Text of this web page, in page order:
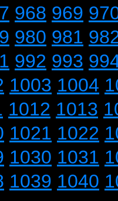
968 969
980 981
992 993
1003 1004
1012 1013
1021 1022
1030 1031
1039 1040